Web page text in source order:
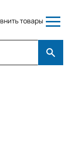
товары